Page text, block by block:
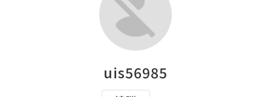
uis56985